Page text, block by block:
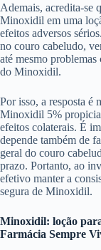
Ademais, acredita-se
Minoxidil em uma
efeitos adversos
no couro cabeludo,
até mesmo
do Minoxidil.
Por isso, a resposta é
Minoxidil 5% propicia
efeitos colaterais. É
depende também de
geral do couro
prazo. Portanto, ao
efetivo manter a
segura de Minoxidil.
Minoxidil: loção
Farmácia Sempre